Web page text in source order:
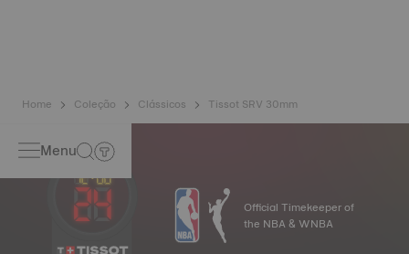
Home Coleção Clássicos Tissot SRV 30mm
Menu
Official Timekeeper of
the NBA & WNBA